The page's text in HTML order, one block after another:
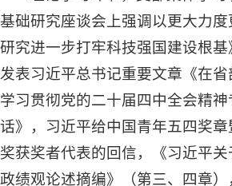
基础研究座谈会上强调以更大力
研究进一步打牢科技强国建设根
发表习近平总书记重要文章《在
学习贯彻党的二十届四中全会精
话》，习近平给中国青年五四奖
奖获奖者代表的回信，《习近平
政绩观论述摘编》（第三、四章